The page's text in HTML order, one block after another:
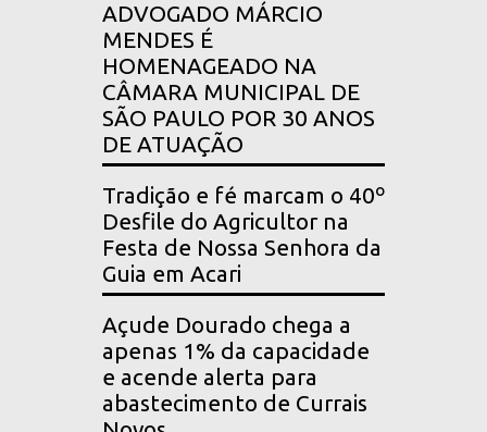
ADVOGADO MÁRCIO
MENDES É
HOMENAGEADO NA
CÂMARA MUNICIPAL DE
SÃO PAULO POR 30 ANOS
DE ATUAÇÃO
Tradição e fé marcam o 40º
Desfile do Agricultor na
Festa de Nossa Senhora da
Guia em Acari
Açude Dourado chega a
apenas 1% da capacidade
e acende alerta para
abastecimento de Currais